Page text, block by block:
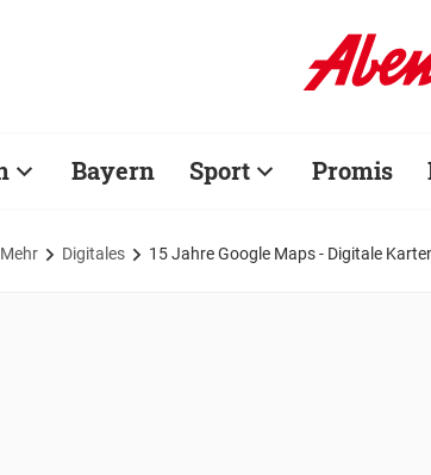
Bayern Sport Promis
Mehr Digitales 15 Jahre Google Maps - Digitale